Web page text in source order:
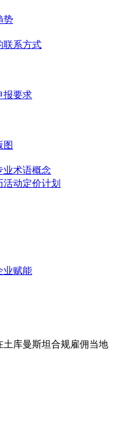
势
联系方式
报要求
图
业术语概念
活动定价计划
业赋能
库曼斯坦合规雇佣当地